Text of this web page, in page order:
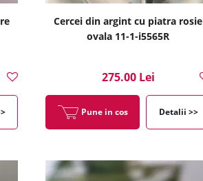
Cercei din argint cu piatra rosie
ovala 11-1-i5565R
275.00 Lei
Pune in cos Detalii >>